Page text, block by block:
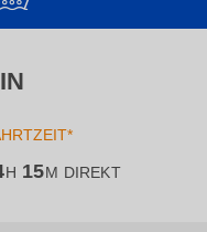
H 15M DIREKT